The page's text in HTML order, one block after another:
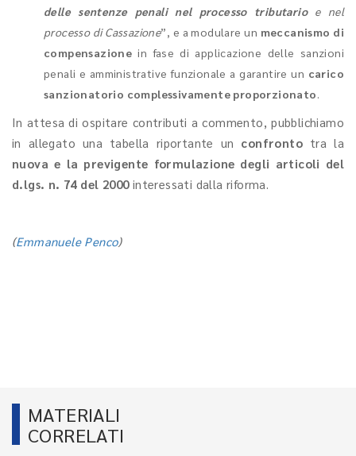
delle sentenze penali nel processo tributarioe nel
processo di Cassazione”, e a modulare un meccanismo di
compensazione in fase di applicazione delle sanzioni
penali e amministrative funzionale a garantire un carico
sanzionatorio complessivamente proporzionato.
In attesa di ospitare contributi a commento, pubblichiamo
in allegato una tabella riportante un confronto tra la
nuova e la previgente formulazione degli articoli del
d.lgs. n. 74 del 2000interessati dalla riforma.
(Emmanuele Penco)
MATERIALI
CORRELATI